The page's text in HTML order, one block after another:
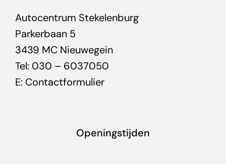
Autocentrum Stekelenburg
Parkerbaan 5
3439 MC Nieuwegein
Tel: 030 – 6037050
E: Contactformulier
Openingstijden